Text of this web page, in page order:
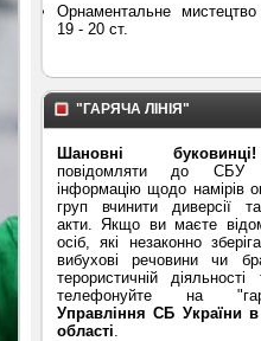
Орнаментальне мистецтво
19 - 20 ст.
"ГАРЯЧА ЛІНІЯ"
Шановні буковинці!
повідомляти до СБУ
інформацію щодо намірів
груп вчинити диверсії
акти. Якщо ви маєте
осіб, які незаконно
вибухові речовини чи
терористичній
телефонуйте на
Управління СБ України в
області